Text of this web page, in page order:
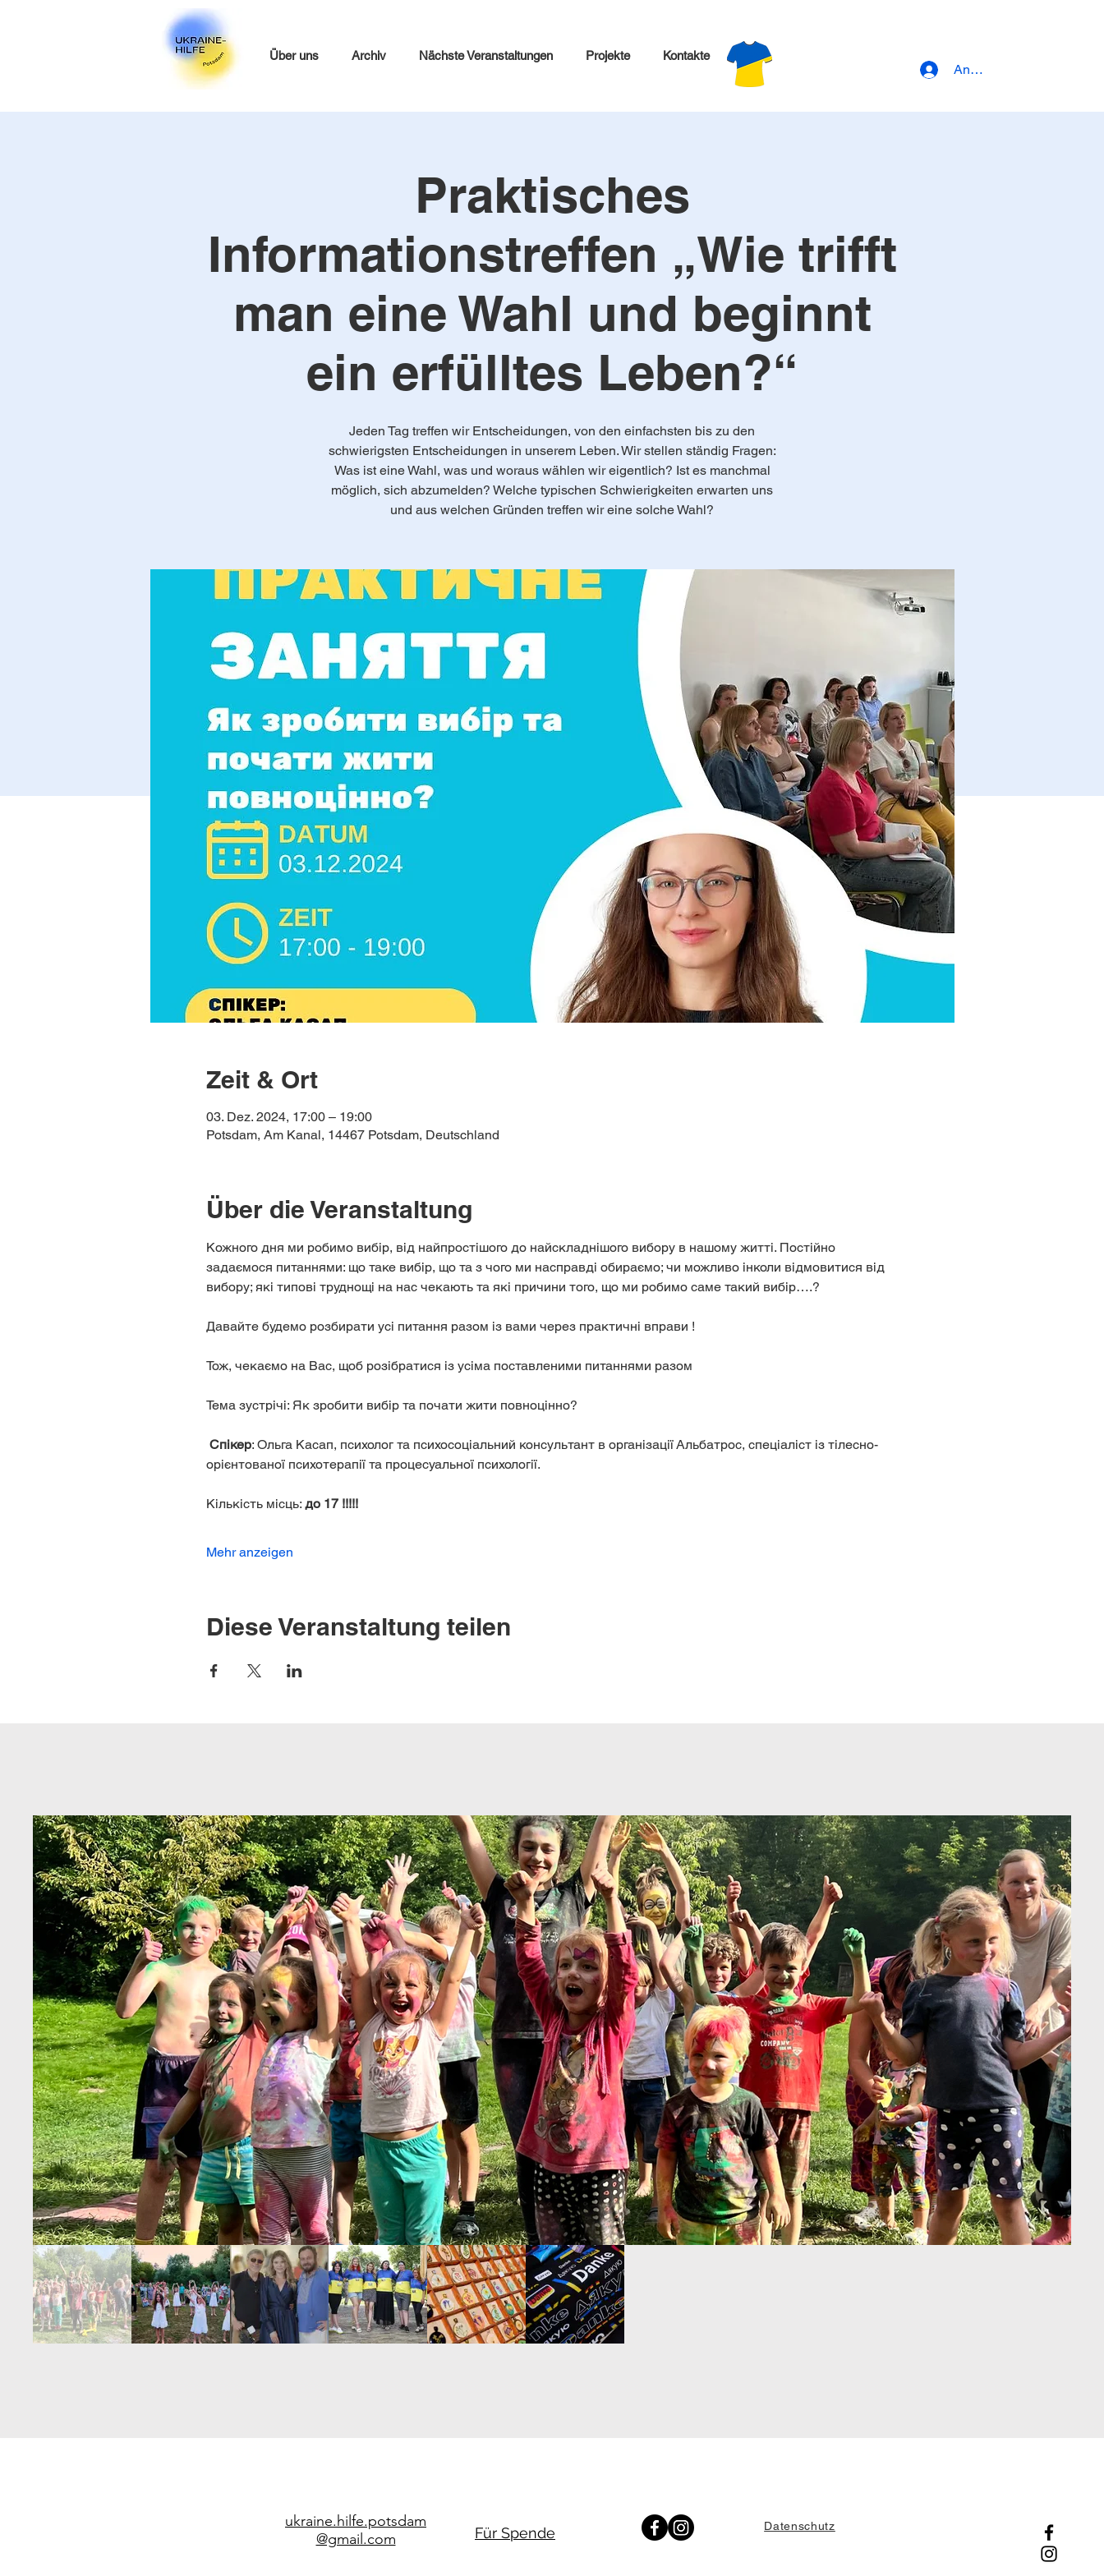
Über uns Archiv Nächste Veranstaltungen Projekte Kontakte
Anmeldung
Praktisches
Informationstreffen „Wie trifft
man eine Wahl und beginnt
ein erfülltes Leben?“
Jeden Tag treffen wir Entscheidungen, von den einfachsten bis zu den
schwierigsten Entscheidungen in unserem Leben. Wir stellen ständig Fragen:
Was ist eine Wahl, was und woraus wählen wir eigentlich? Ist es manchmal
möglich, sich abzumelden? Welche typischen Schwierigkeiten erwarten uns
und aus welchen Gründen treffen wir eine solche Wahl?
Zeit & Ort
03. Dez. 2024, 17:00 – 19:00
Potsdam, Am Kanal, 14467 Potsdam, Deutschland
Über die Veranstaltung
Кожного дня ми робимо вибір, від найпростішого до найскладнішого вибору в нашому житті. Постійно
задаємося питаннями: що таке вибір, що та з чого ми насправді обираємо; чи можливо інколи відмовитися від
вибору; які типові труднощі на нас чекають та які причини того, що ми робимо саме такий вибір….?
Давайте будемо розбирати усі питання разом із вами через практичні вправи !
Тож, чекаємо на Вас, щоб розібратися із усіма поставленими питаннями разом
Тема зустрічі: Як зробити вибір та почати жити повноцінно?
Спікер: Ольга Касап, психолог та психосоціальний консультант в організації Альбатрос, спеціаліст із тілесно-
орієнтованої психотерапії та процесуальної психології.
Кількість місць: до 17 !!!!!
Mehr anzeigen
Diese Veranstaltung teilen
ukraine.hilfe.potsdam
@gmail.com
Für Spende Datenschutz